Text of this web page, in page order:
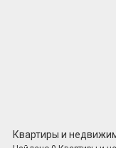
Android
Квартиры и